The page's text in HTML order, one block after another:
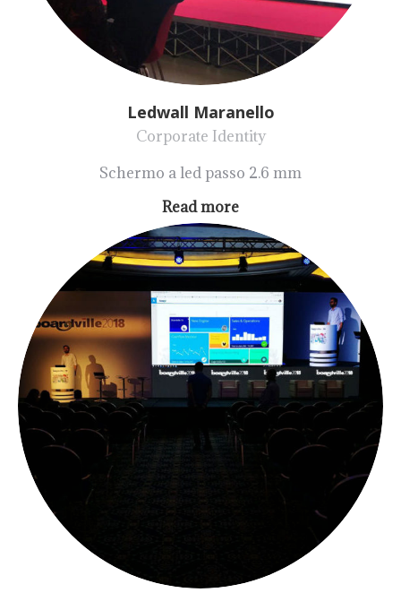
Ledwall Maranello
Corporate Identity
Schermo a led passo 2.6 mm
Read more